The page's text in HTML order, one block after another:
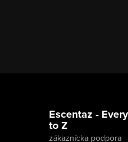
Escentaz -
to Z